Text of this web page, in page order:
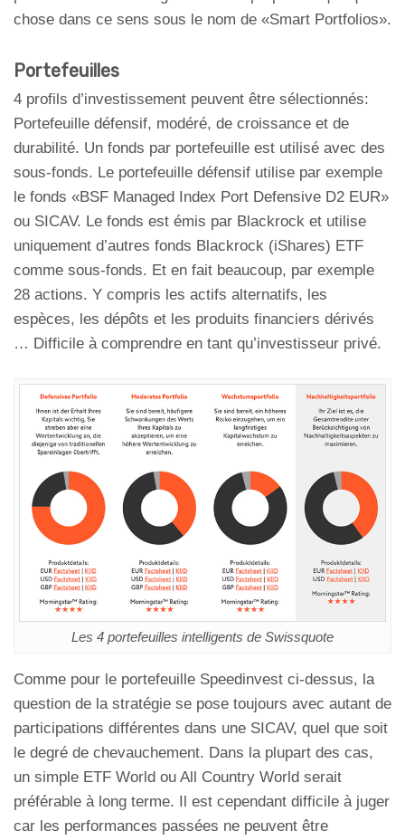
chose dans ce sens sous le nom de «Smart Portfolios».
Portefeuilles
4 profils d’investissement peuvent être sélectionnés:
Portefeuille défensif, modéré, de croissance et de
durabilité. Un fonds par portefeuille est utilisé avec des
sous-fonds. Le portefeuille défensif utilise par exemple
le fonds «BSF Managed Index Port Defensive D2 EUR»
ou SICAV. Le fonds est émis par Blackrock et utilise
uniquement d’autres fonds Blackrock (iShares) ETF
comme sous-fonds. Et en fait beaucoup, par exemple
28 actions. Y compris les actifs alternatifs, les
espèces, les dépôts et les produits financiers dérivés
… Difficile à comprendre en tant qu’investisseur privé.
Les 4 portefeuilles intelligents de Swissquote
Comme pour le portefeuille Speedinvest ci-dessus, la
question de la stratégie se pose toujours avec autant de
participations différentes dans une SICAV, quel que soit
le degré de chevauchement. Dans la plupart des cas,
un simple ETF World ou All Country World serait
préférable à long terme. Il est cependant difficile à juger
car les performances passées ne peuvent être